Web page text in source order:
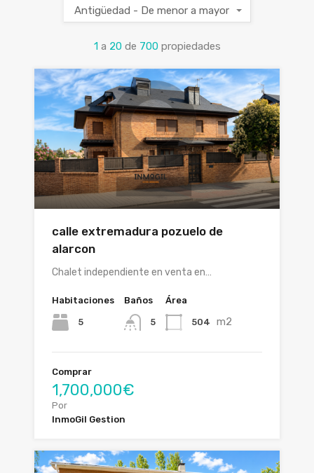
1 a 20 de 700 propiedades
Antigüedad - De menor a mayor
calle extremadura pozuelo de
alarcon
Chalet independiente en venta en…
Habitaciones
5
Baños
5
Área
504 m2
Comprar
1,700,000€
Por
InmoGil Gestion